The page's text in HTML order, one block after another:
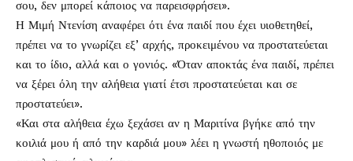
σου, δεν μπορεί κάποιος να παρεισφρήσει».
Η Μιμή Ντενίση αναφέρει ότι ένα παιδί που έχει υιοθετηθεί,
πρέπει να το γνωρίζει εξ’ αρχής, προκειμένου να προστατεύεται
και το ίδιο, αλλά και ο γονιός. «Όταν αποκτάς ένα παιδί, πρέπει
να ξέρει όλη την αλήθεια γιατί έτσι προστατεύεται και σε
προστατεύει».
«Και στα αλήθεια έχω ξεχάσει αν η Μαριτίνα βγήκε από την
κοιλιά μου ή από την καρδιά μου» λέει η γνωστή ηθοποιός με